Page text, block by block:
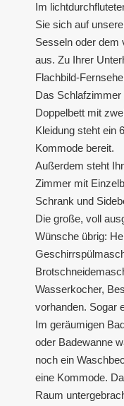
Im
Sie sich auf
Sesseln oder dem
aus. Zu Ihrer
Flachbild-
Das
Doppelbett mit
Kleidung steht ein
Kommode bereit.
Außerdem steht
Zimmer mit
Schrank und
Die große, voll
Wünsche übrig:
Wasserkocher,
vorhanden. Sogar
Im geräumigen
oder Badewanne
noch ein
eine Kommode.
Raum